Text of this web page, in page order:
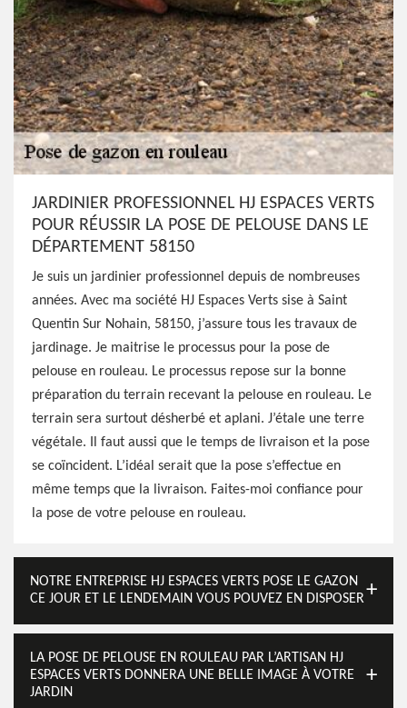
JARDINIER PROFESSIONNEL HJ ESPACES VERTS
POUR RÉUSSIR LA POSE DE PELOUSE DANS LE
DÉPARTEMENT 58150
Je suis un jardinier professionnel depuis de nombreuses
années. Avec ma société HJ Espaces Verts sise à Saint
Quentin Sur Nohain, 58150, j’assure tous les travaux de
jardinage. Je maitrise le processus pour la pose de
pelouse en rouleau. Le processus repose sur la bonne
préparation du terrain recevant la pelouse en rouleau. Le
terrain sera surtout désherbé et aplani. J’étale une terre
végétale. Il faut aussi que le temps de livraison et la pose
se coïncident. L’idéal serait que la pose s’effectue en
même temps que la livraison. Faites-moi confiance pour
la pose de votre pelouse en rouleau.
NOTRE ENTREPRISE HJ ESPACES VERTS POSE LE GAZON
CE JOUR ET LE LENDEMAIN VOUS POUVEZ EN DISPOSER
LA POSE DE PELOUSE EN ROULEAU PAR L’ARTISAN HJ
ESPACES VERTS DONNERA UNE BELLE IMAGE À VOTRE
JARDIN